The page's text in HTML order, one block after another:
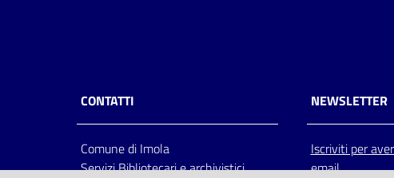
CONTATTI
Comune di Imola
Servizi Bibliotecari e archivistici
NEWSLETTER
Iscriviti per
email